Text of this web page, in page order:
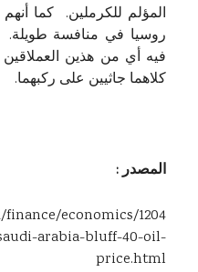
المؤلم للكرملين. كما
روسيا في منافسة
فيه أي من هذين
كلاهما جاثيين على ركبهما.
المصدر :
economics/1204
arabia-bluff-40-oil-
price.html